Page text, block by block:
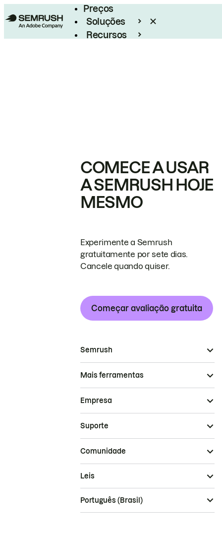
Preços
Soluções
Recursos
COMECE A USAR
A SEMRUSH HOJE
MESMO
Experimente a Semrush
gratuitamente por sete dias.
Cancele quando quiser.
Começar avaliação gratuita
Semrush
Mais ferramentas
Empresa
Suporte
Comunidade
Leis
Português (Brasil)